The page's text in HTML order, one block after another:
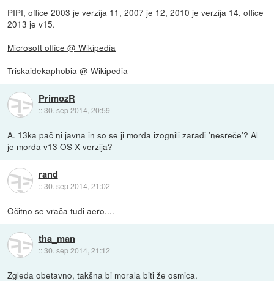
PIPI, office 2003 je verzija 11, 2007 je 12, 2010 je verzija 14, office
2013 je v15.
Microsoft office @ Wikipedia
Triskaidekaphobia @ Wikipedia
PrimozR
::30. sep 2014, 20:59
A. 13ka pač ni javna in so se ji morda izognili zaradi 'nesreče'? Al
je morda v13 OS X verzija?
rand
::30. sep 2014, 21:02
Očitno se vrača tudi aero....
tha_man
::30. sep 2014, 21:12
Zgleda obetavno, takšna bi morala biti že osmica.